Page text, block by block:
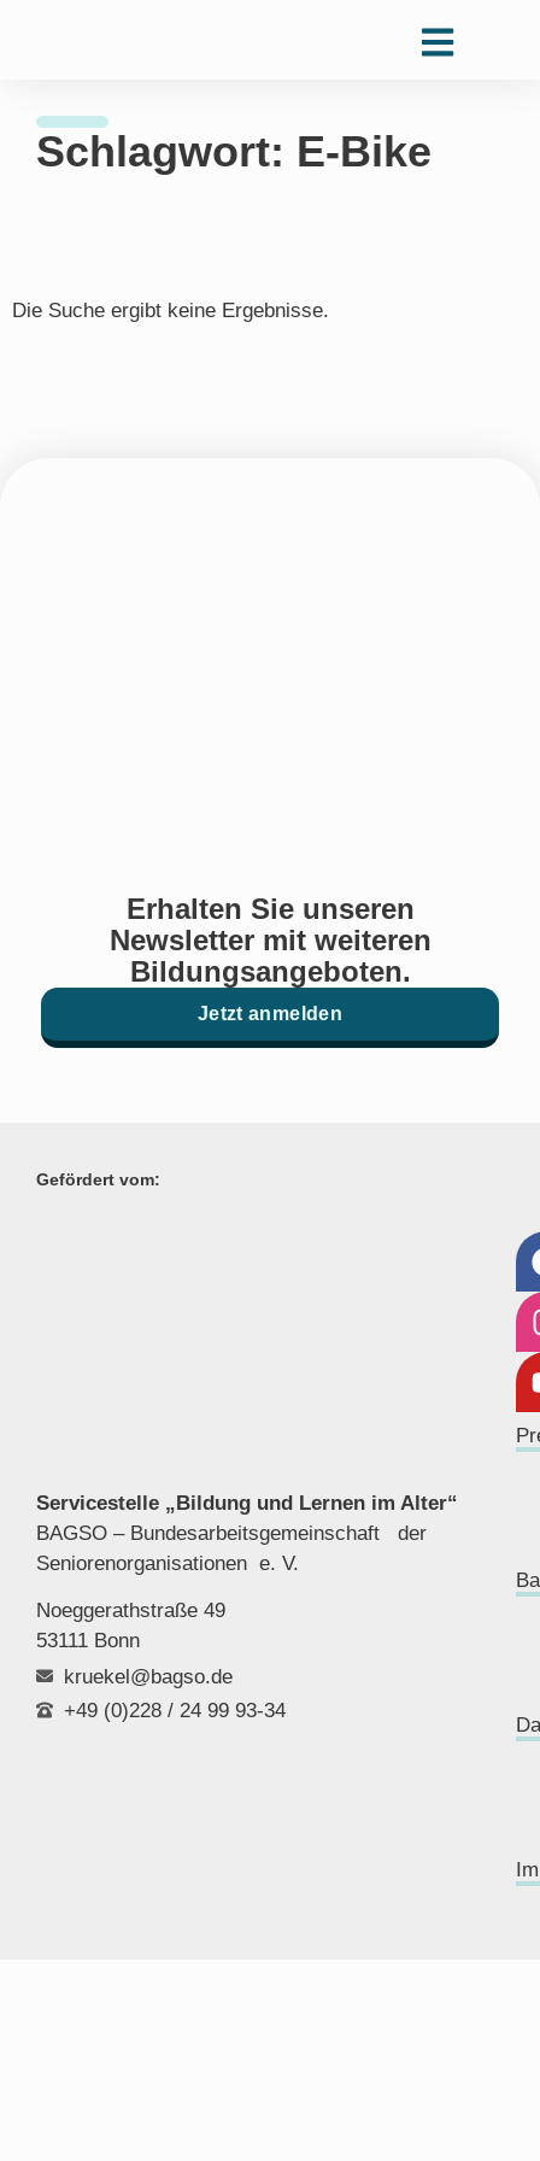
Schlagwort: E-Bike
Die Suche ergibt keine Ergebnisse.
Erhalten Sie unseren
Newsletter mit weiteren
Bildungsangeboten.
Jetzt anmelden
Gefördert vom:
Servicestelle „Bildung und Lernen im Alter“
BAGSO – Bundesarbeitsgemeinschaft der
Seniorenorganisationen e. V.
Noeggerathstraße 49
53111 Bonn
kruekel@bagso.de
+49 (0)228 / 24 99 93-34